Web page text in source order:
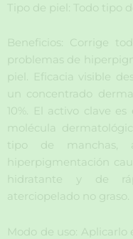
Tipo de piel: Todo tipo
Beneficios: Corrige
problemas de
piel. Eficacia visible
un concentrado
10%. El activo clave
molécula
tipo de manchas,
hiperpigmentación
hidratante y de
aterciopelado no graso.
Modo de uso: Aplicarlo